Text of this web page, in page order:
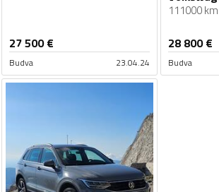
27 500€
Budva 23.04.24
111000 km
28 800€
Budva